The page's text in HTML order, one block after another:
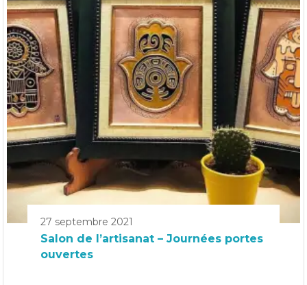
27 septembre 2021
Salon de l’artisanat – Journées portes
ouvertes